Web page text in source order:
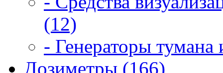
(12)
- Генераторы
Дозиметры (166)